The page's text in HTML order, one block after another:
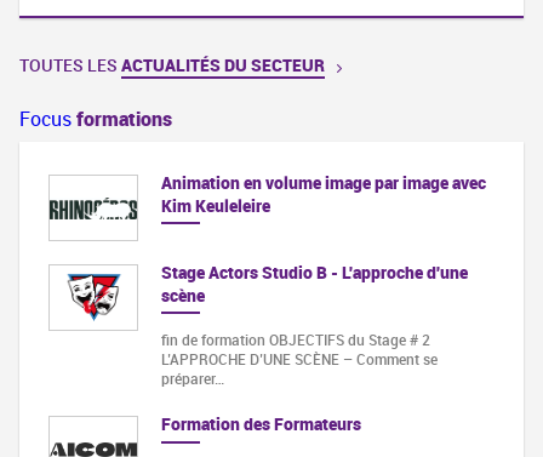
TOUTES LES ACTUALITÉS DU SECTEUR
Focusformations
Animation en volume image par image avec
Kim Keuleleire
Stage Actors Studio B - L'approche d'une
scène
fin de formation OBJECTIFS du Stage # 2
L’APPROCHE D’UNE SCÈNE – Comment se
préparer…
Formation des Formateurs